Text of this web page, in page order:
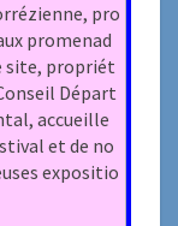
pro
promenad
site, propriét
Départ
accueille
et de no
expositio